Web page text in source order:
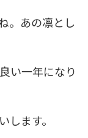
。あの凛とし
い一年になり
します。